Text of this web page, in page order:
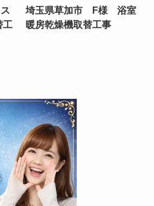
工
埼玉県草加市 F様 浴室
暖房乾燥機取替工事